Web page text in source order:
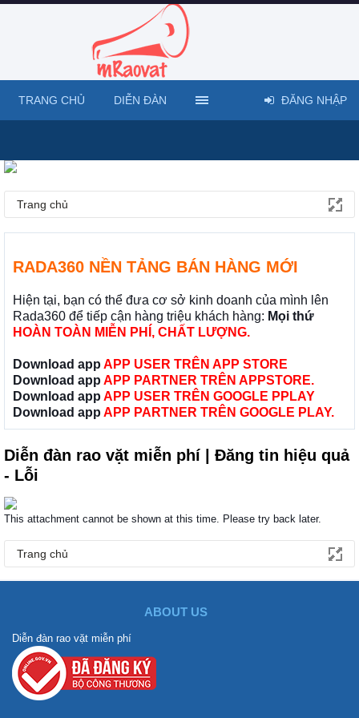
Trang chủ
RADA360 NỀN TẢNG BÁN HÀNG MỚI
Hiện tại, bạn có thể đưa cơ sở kinh doanh của mình lên
Rada360 để tiếp cận hàng triệu khách hàng: Mọi thứ
HOÀN TOÀN MIỄN PHÍ, CHẤT LƯỢNG.
Download app APP USER TRÊN APP STORE
Download app APP PARTNER TRÊN APPSTORE.
Download app APP USER TRÊN GOOGLE PPLAY
Download app APP PARTNER TRÊN GOOGLE PLAY.
Diễn đàn rao vặt miễn phí | Đăng tin hiệu quả
- Lỗi
This attachment cannot be shown at this time. Please try back later.
Trang chủ
TRANG CHỦ DIỄN ĐÀN ĐĂNG NHẬP
ABOUT US
Diễn đàn rao vặt miễn phí